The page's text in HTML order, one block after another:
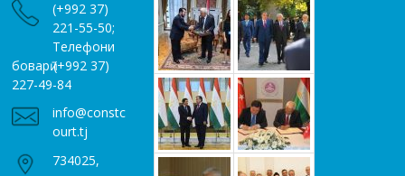
(+992 37)
221-55-50;
Телефони
боварӣ (+992 37)
227-49-84
info@constc
ourt.tj
734025,